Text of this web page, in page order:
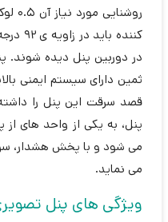
ثمین دارای سیستم ایمنی
قصد سرقت این پنل را
پنل، به یکی از واحد های
می شود و با پخش هشدار،
می نماید.
ویژگی های پنل تصویری تابا 5 واحدی